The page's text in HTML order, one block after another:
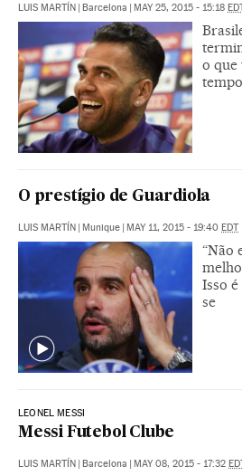
LUIS MARTÍN | Barcelona | MAY 25, 2015 - 15:18
o que
O prestígio de Guardiola
LUIS MARTÍN | Munique | MAY 11, 2015 - 19:40 EDT
“Não
Isso
se
LEONEL MESSI
Messi Futebol Clube
LUIS MARTÍN | Barcelona | MAY 08, 2015 - 17:32